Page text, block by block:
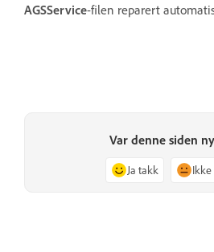
AGSService-filen reparert
Var denne siden
Ja takk